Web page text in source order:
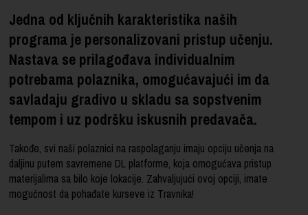
Jedna od ključnih karakteristika naših
programa je personalizovani pristup učenju.
Nastava se prilagođava individualnim
potrebama polaznika, omogućavajući im da
savladaju gradivo u skladu sa sopstvenim
tempom i uz podršku iskusnih predavača.
Takođe, svi naši polaznici na raspolaganju imaju opciju učenja na
daljinu putem savremene DL platforme, koja omogućava pristup
materijalima sa bilo koje lokacije. Zahvaljujući ovoj opciji, imate
mogućnost da pohađate kurseve iz Travnika!